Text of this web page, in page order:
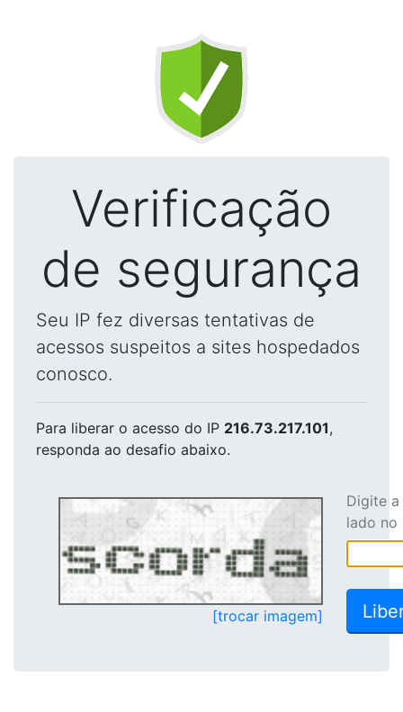
Verificação
de segurança
Seu IP fez diversas tentativas de
acessos suspeitos a sites hospedados
conosco.
Para liberar o acesso do IP 216.73.217.101,
responda ao desafio abaixo.
[trocar imagem]
Digite
lado no